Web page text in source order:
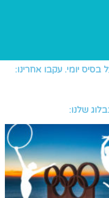
יומי. עקבו אחרינו:
שלנו: